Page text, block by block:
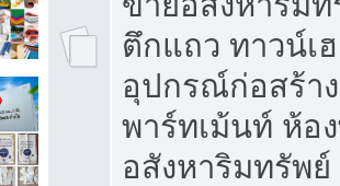
ตึกแถว ทาวน์เ
อุปกรณ์ก่อสร้า
พาร์ทเม้นท์ ห้อ
อสังหาริมทรัพ